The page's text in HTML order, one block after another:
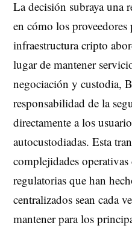
La decisión subraya una
en cómo los proveedores
infraestructura cripto
lugar de mantener
negociación y custodia,
responsabilidad de la
directamente a los
autocustodiadas. Esta
complejidades
regulatorias que han
centralizados sean cada
mantener para los